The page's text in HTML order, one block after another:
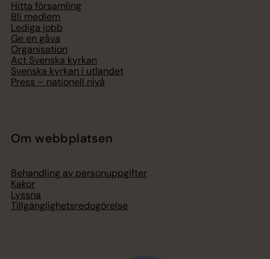
Hitta församling
Bli medlem
Lediga jobb
Ge en gåva
Organisation
Act Svenska kyrkan
Svenska kyrkan i utlandet
Press – nationell nivå
Om webbplatsen
Behandling av personuppgifter
Kakor
Lyssna
Tillgänglighetsredogörelse